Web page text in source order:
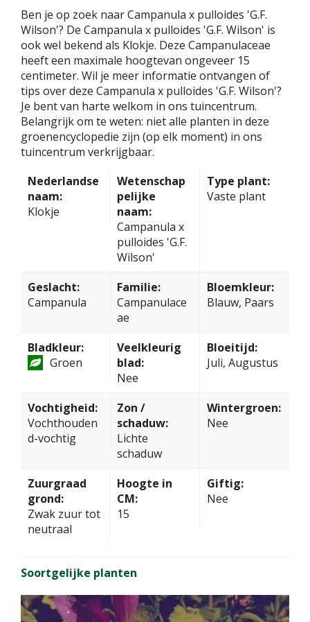
Ben je op zoek naar Campanula x pulloides 'G.F.
Wilson'? De Campanula x pulloides 'G.F. Wilson' is
ook wel bekend als Klokje. Deze Campanulaceae
heeft een maximale hoogtevan ongeveer 15
centimeter. Wil je meer informatie ontvangen of
tips over deze Campanula x pulloides 'G.F. Wilson'?
Je bent van harte welkom in ons tuincentrum.
Belangrijk om te weten: niet alle planten in deze
groenencyclopedie zijn (op elk moment) in ons
tuincentrum verkrijgbaar.
Nederlandse
naam:
Klokje
Wetenschap
pelijke
naam:
Campanula x
pulloides 'G.F.
Wilson'
Type plant:
Vaste plant
Geslacht:
Campanula
Familie:
Campanulace
ae
Bloemkleur:
Blauw, Paars
Bladkleur:
Groen
Veelkleurig
blad:
Nee
Bloeitijd:
Juli, Augustus
Vochtigheid:
Vochthouden
d-vochtig
Zon /
schaduw:
Lichte
schaduw
Wintergroen:
Nee
Zuurgraad
grond:
Zwak zuur tot
neutraal
Hoogte in
CM:
15
Giftig:
Nee
Soortgelijke planten